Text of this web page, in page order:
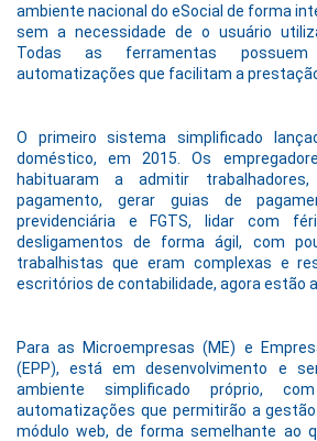
ambiente nacional do eSocial de forma
sem a necessidade de o usuário
Todas as ferramentas possuem
automatizações que facilitam a
O primeiro sistema simplificado
doméstico, em 2015. Os
habituaram a admitir
pagamento, gerar guias de
previdenciária e FGTS, lidar com
desligamentos de forma ágil, com
trabalhistas que eram complexas e
escritórios de contabilidade, agora estão
Para as Microempresas (ME) e
(EPP), está em desenvolvimento e
ambiente simplificado próprio,
automatizações que permitirão a
módulo web, de forma semelhante ao